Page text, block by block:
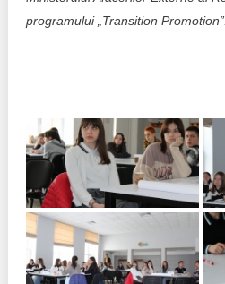
programului „Transition Promotion”.